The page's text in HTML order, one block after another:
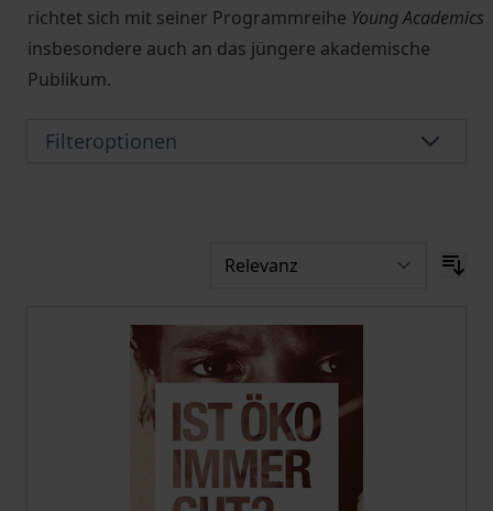
richtet sich mit seiner Programmreihe Young Academics
insbesondere auch an das jüngere akademische
Publikum.
Filteroptionen